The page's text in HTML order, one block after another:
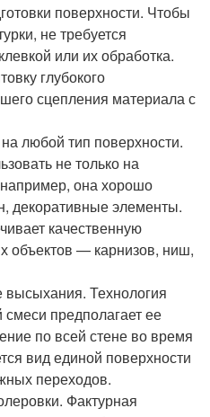
поверхности. Чтобы
не требуется
или их обработка.
глубокого
сцепления материала с
любой тип поверхности.
не только на
она хорошо
декоративные элементы.
качественную
объектов — карнизов, ниш,
высыхания. Технология
предполагает ее
по всей стене во время
вид единой поверхности
переходов.
Фактурная